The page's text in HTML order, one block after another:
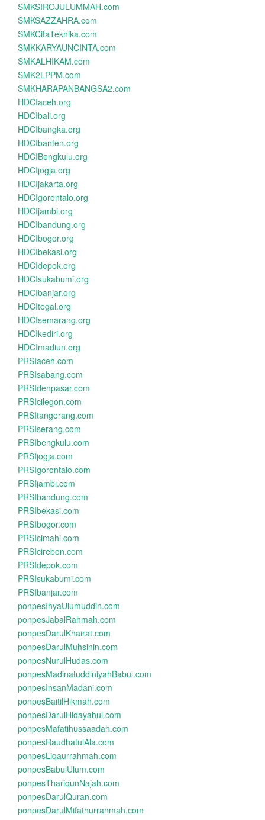
SMKSIROJULUMMAH.com
SMKSAZZAHRA.com
SMKCitaTeknika.com
SMKKARYAUNCINTA.com
SMKALHIKAM.com
SMK2LPPM.com
SMKHARAPANBANGSA2.com
HDCIaceh.org
HDCIbali.org
HDCIbangka.org
HDCIbanten.org
HDCIBengkulu.org
HDCIjogja.org
HDCIjakarta.org
HDCIgorontalo.org
HDCIjambi.org
HDCIbandung.org
HDCIbogor.org
HDCIbekasi.org
HDCIdepok.org
HDCIsukabumi.org
HDCIbanjar.org
HDCItegal.org
HDCIsemarang.org
HDCIkediri.org
HDCImadiun.org
PRSIaceh.com
PRSIsabang.com
PRSIdenpasar.com
PRSIcilegon.com
PRSItangerang.com
PRSIserang.com
PRSIbengkulu.com
PRSIjogja.com
PRSIgorontalo.com
PRSIjambi.com
PRSIbandung.com
PRSIbekasi.com
PRSIbogor.com
PRSIcimahi.com
PRSIcirebon.com
PRSIdepok.com
PRSIsukabumi.com
PRSIbanjar.com
ponpesIhyaUlumuddin.com
ponpesJabalRahmah.com
ponpesDarulKhairat.com
ponpesDarulMuhsinin.com
ponpesNurulHudas.com
ponpesMadinatuddiniyahBabul.com
ponpesInsanMadani.com
ponpesBaitilHikmah.com
ponpesDarulHidayahul.com
ponpesMafatihussaadah.com
ponpesRaudhatulAla.com
ponpesLiqaurrahmah.com
ponpesBabulUlum.com
ponpesThariqunNajah.com
ponpesDarulQuran.com
ponpesDarulMifathurrahmah.com